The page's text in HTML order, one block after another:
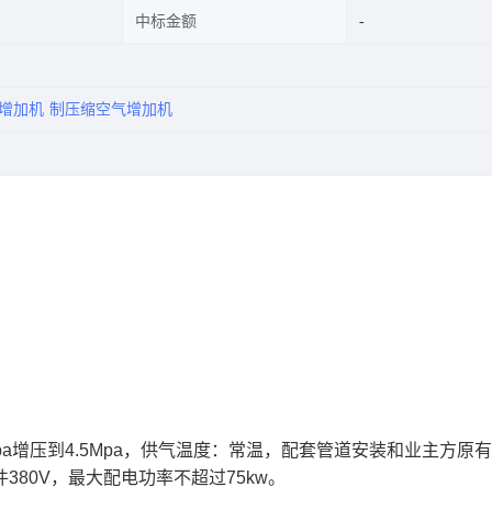
中标金额
加机 制压缩空气增加机
压到4.5Mpa，供气温度：常温，配套管道安装和业主方原
，最大配电功率不超过75kw。